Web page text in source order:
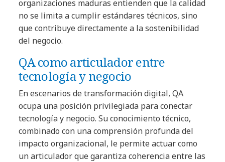
organizaciones maduras entienden que la calidad
no se limita a cumplir estándares técnicos, sino
que contribuye directamente a la sostenibilidad
del negocio.
QA como articulador entre
tecnología y negocio
En escenarios de transformación digital, QA
ocupa una posición privilegiada para conectar
tecnología y negocio. Su conocimiento técnico,
combinado con una comprensión profunda del
impacto organizacional, le permite actuar como
un articulador que garantiza coherencia entre las